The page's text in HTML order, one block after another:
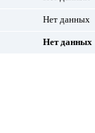
Нет данных
Нет данных